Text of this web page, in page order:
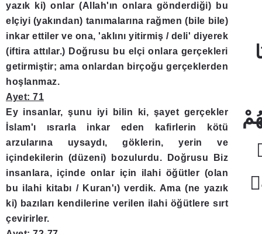
yazık ki) onlar (Allah'ın onlara gönderdiği) bu
elçiyi (yakından) tanımalarına rağmen (bile bile)
inkar ettiler ve ona, 'aklını yitirmiş / deli' diyerek
(iftira attılar.) Doğrusu bu elçi onlara gerçekleri
getirmiştir; ama onlardan birçoğu gerçeklerden
hoşlanmaz.
Ayet: 71
Ey insanlar, şunu iyi bilin ki, şayet gerçekler
İslam'ı ısrarla inkar eden kafirlerin kötü
arzularına uysaydı, göklerin, yerin ve
içindekilerin (düzeni) bozulurdu. Doğrusu Biz
insanlara, içinde onlar için ilahi öğütler (olan
bu ilahi kitabı / Kuran'ı) verdik. Ama (ne yazık
ki) bazıları kendilerine verilen ilahi öğütlere sırt
çevirirler.